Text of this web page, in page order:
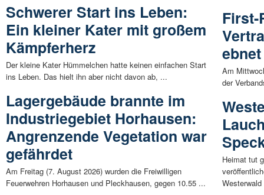
Schwerer Start ins Leben:
Ein kleiner Kater mit großem
Kämpferherz
Der kleine Kater Hümmelchen hatte keinen einfachen Start
ins Leben. Das hielt ihn aber nicht davon ab, ...
Lagergebäude brannte im
Industriegebiet Horhausen:
Angrenzende Vegetation war
gefährdet
Am Freitag (7. August 2026) wurden die Freiwilligen
Feuerwehren Horhausen und Pleckhausen, gegen 10.55 ...
First-
Am
der
Heimat tut